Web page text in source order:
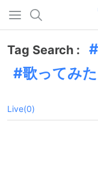
Tag Search :
歌ってみた
Live(0)